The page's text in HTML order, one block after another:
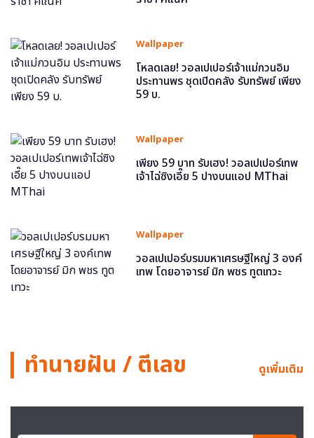
Wallpaper
โหลดเลย! วอลเปเปอร์เจ้าแม่กวนอิม
ประทานพร ชุดเปิดคลัง รับทรัพย์ เพียง
59 บ.
Wallpaper
เพียง 59 บาท รับเฮง! วอลเปเปอร์เทพ
เจ้าไฉ่ซิงเอี๊ย 5 ปางบนแอป MThai
Wallpaper
วอลเปเปอร์บรมมหาเศรษฐีใหญ่ 3 องค์
เทพ โดยอาจารย์ มิก พชร ทูตเทวะ
ทำนายฝัน / ตีเลข ดูเพิ่มเติม